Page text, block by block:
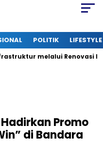
POLITIK LIFESTYLE
melalui Renovasi
Promo
di Bandara